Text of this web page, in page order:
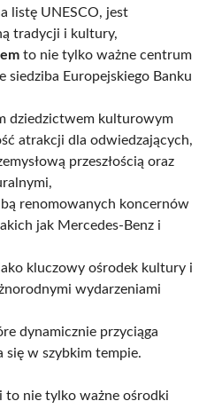
listę UNESCO, jest
tradycji i kultury,
to nie tylko ważne centrum
siedziba Europejskiego Banku
dziedzictwem kulturowym
atrakcji dla odwiedzających,
przeszłością oraz
renomowanych koncernów
jak Mercedes-Benz i
kluczowy ośrodek kultury i
wydarzeniami
dynamicznie przyciąga
w szybkim tempie.
to nie tylko ważne ośrodki